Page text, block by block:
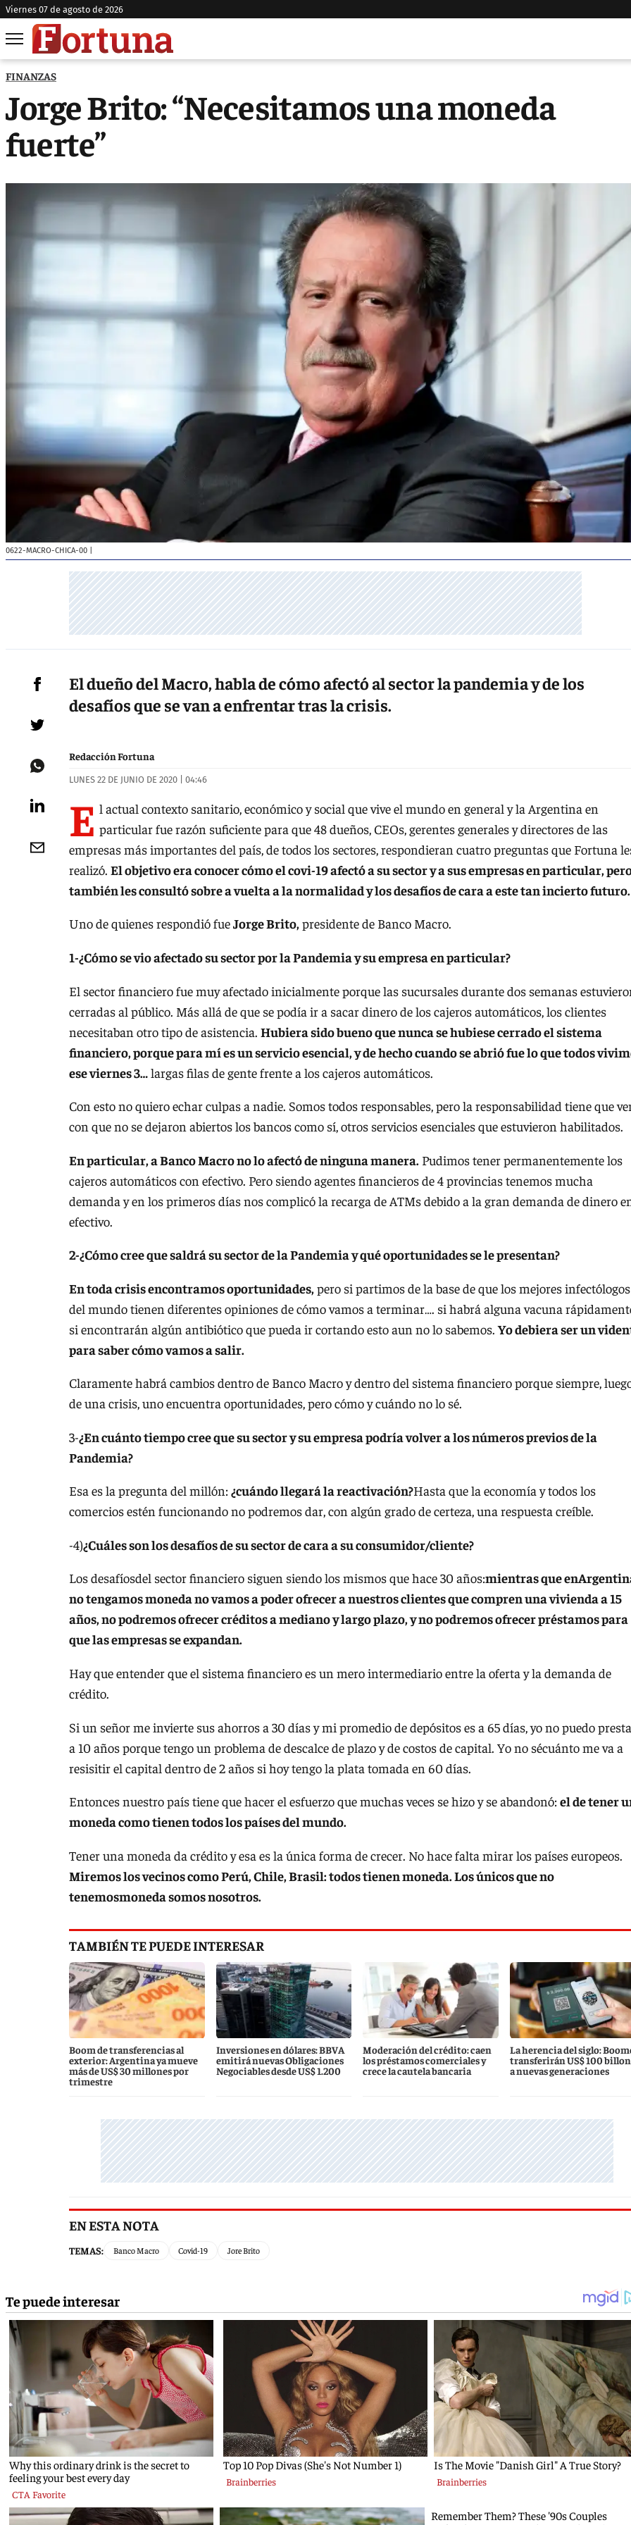
viernes 07 de agosto de 2026
FINANZAS
Jorge Brito: “Necesitamos una moneda
fuerte”
0622-MACRO-CHICA-00
El dueño del Macro, habla de cómo afectó al sector la pandemia y de los
desafíos que se van a enfrentar tras la crisis.
Redacción Fortuna
LUNES 22 DE JUNIO DE 2020 | 04:46
E l actual contexto sanitario, económico y social que vive el mundo en general y la Argentina en
particular fue razón suficiente para que 48 dueños, CEOs, gerentes generales y directores de las
empresas más importantes del país, de todos los sectores, respondieran cuatro preguntas que Fortuna
realizó. El objetivo era conocer cómo el covi-19 afectó a su sector y a sus empresas en particular,
también les consultó sobre a vuelta a la normalidad y los desafíos de cara a este tan incierto futuro.
Uno de quienes respondió fueJorge Brito,presidente de Banco Macro.
1-¿Cómo se vio afectado su sector por la Pandemia y su empresa en particular?
El sector financiero fue muy afectado inicialmente porque las sucursales durante dos semanas
cerradas al público. Más allá de que se podía ir a sacar dinero de los cajeros automáticos, los clientes
necesitaban otro tipo de asistencia. Hubiera sido bueno que nunca se hubiese cerrado el sistema
financiero, porque para mí es un servicio esencial, y de hecho cuando se abrió fue lo que todos
ese viernes 3… largas filas de gente frente a los cajeros automáticos.
Con esto no quiero echar culpas a nadie. Somos todos responsables, pero la responsabilidad tiene que
con que no se dejaron abiertos los bancos como sí, otros servicios esenciales que estuvieron habilitados.
En particular, a Banco Macro no lo afectó de ninguna manera. Pudimos tener permanentemente los
cajeros automáticos con efectivo. Pero siendo agentes financieros de 4 provincias tenemos mucha
demanda y en los primeros días nos complicó la recarga de ATMs debido a la gran demanda de dinero
efectivo.
2-¿Cómo cree que saldrá su sector de la Pandemia y qué oportunidades se le presentan?
En toda crisis encontramos oportunidades,pero si partimos de la base de que los mejores infectólogos
del mundo tienen diferentes opiniones de cómo vamos a terminar…. si habrá alguna vacuna
si encontrarán algún antibiótico que pueda ir cortando esto aun no lo sabemos.Yo debiera ser un
para saber cómo vamos a salir.
Claramente habrá cambios dentro de Banco Macro y dentro del sistema financiero porque siempre,
de una crisis, uno encuentra oportunidades, pero cómo y cuándo no lo sé.
3-¿En cuánto tiempo cree que su sector y su empresa podría volver a los números previos de la
Pandemia?
Esa es la pregunta del millón:¿cuándo llegará la reactivación?Hasta que la economía y todos los
comercios estén funcionando no podremos dar, con algún grado de certeza, una respuesta creíble.
-4)¿Cuáles son los desafíos de su sector de cara a su consumidor/cliente?
Los desafíosdel sector financiero siguen siendo los mismos que hace 30 años:mientras que
no tengamos moneda no vamos a poder ofrecer a nuestros clientes que compren una vivienda a 15
años, no podremos ofrecer créditos a mediano y largo plazo, y no podremos ofrecer préstamos para
que las empresas se expandan.
Hay que entender que el sistema financiero es un mero intermediario entre la oferta y la demanda de
crédito.
Si un señor me invierte sus ahorros a 30 días y mi promedio de depósitos es a 65 días, yo no puedo
a 10 años porque tengo un problema de descalce de plazo y de costos de capital. Yo no sécuánto me va a
resisitir el capital dentro de 2 años si hoy tengo la plata tomada en 60 días.
Entonces nuestro país tiene que hacer el esfuerzo que muchas veces se hizo y se abandonó:el de tener
moneda como tienen todos los países del mundo.
Tener una moneda da crédito y esa es la única forma de crecer. No hace falta mirar los países europeos.
Miremos los vecinos como Perú, Chile, Brasil: todos tienen moneda. Los únicos que no
tenemosmoneda somos nosotros.
TAMBIÉN TE PUEDE INTERESAR
Boom de transferencias al
exterior: Argentina ya mueve
más de US$ 30 millones por
trimestre
Inversiones en dólares: BBVA
emitirá nuevas Obligaciones
Negociables desde US$ 1.200
Moderación del crédito: caen
los préstamos comerciales y
crece la cautela bancaria
La herencia del siglo:
transferirán US$ 100
a nuevas generaciones
EN ESTA NOTA
TEMAS: Banco Macro Covid-19 Jore Brito